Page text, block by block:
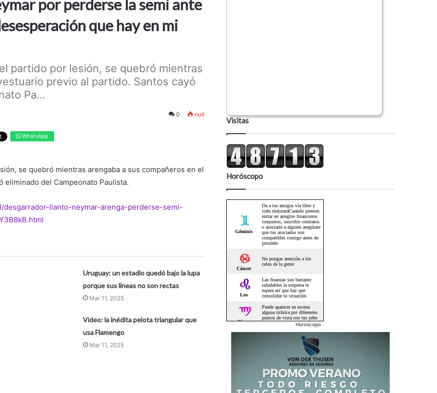
por perderse la semi ante
que hay en mi
partido por lesión, se quebró mientras
previo al partido. Santos cayó
Pa...
0 null
WhatsApp
se quebró mientras arengaba a sus compañeros en el
eliminado del Campeonato Paulista.
llanto-neymar-arenga-perderse-semi-
Uruguay: un estadio quedó bajo la lupa
porque sus líneas no son rectas
Mar 11, 2025
Video: la inédita pelota triangular que
usa Flamengo
Mar 11, 2025
Visitas
Horóscopo
Horoscopo